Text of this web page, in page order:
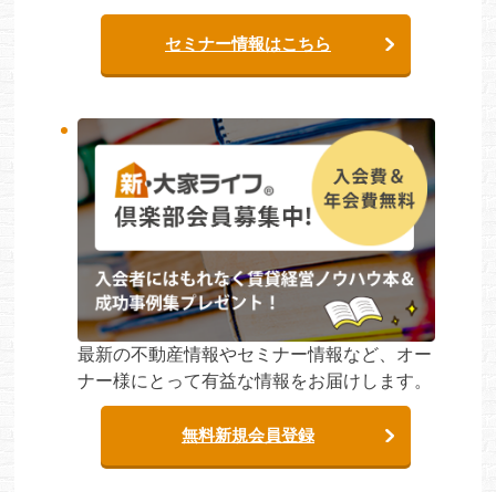
セミナー情報はこちら
最新の不動産情報やセミナー情報など、オー
ナー様にとって有益な情報をお届けします。
無料新規会員登録